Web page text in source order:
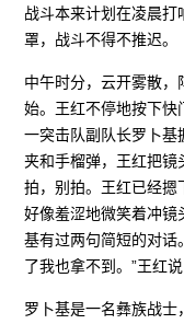
战斗本来计划在凌晨
罩，战斗不得不推迟。
中午时分，云开雾散
始。王红不停地按下快
一突击队副队长罗卜基
夹和手榴弹，王红把镜
拍，别拍。王红已经摁
好像羞涩地微笑着冲镜
基有过两句简短的对话
了我也拿不到。”王红
罗卜基是一名彝族战士